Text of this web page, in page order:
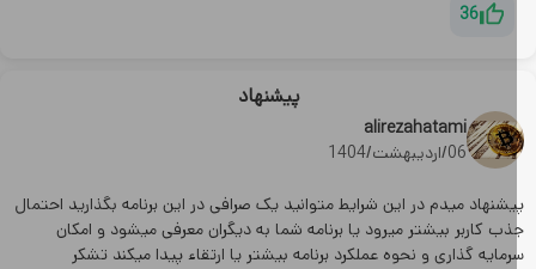
36
پیشنهاد
alirezahatami
06/اردیبهشت/1404
میدم در این شرایط متوانید یک صرافی در این برنامه بگذارید احتمال
کاربر بیشتر میرود یا برنامه شما به دیگران معرفی میشود و امکان
گذاری و نحوه عملکرد برنامه بیشتر یا ارتقاء پیدا میکند تشکر